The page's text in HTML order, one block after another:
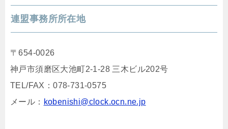
連盟事務所所在地
〒654-0026
神戸市須磨区大池町2-1-28 三木ビル202号
TEL/FAX：078-731-0575
メール： kobenishi@clock.ocn.ne.jp